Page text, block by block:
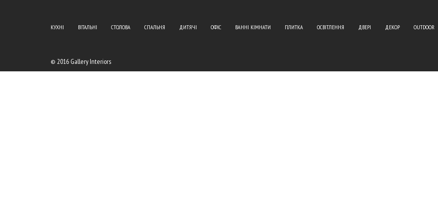
КУХНІ ВІТАЛЬНІ СТОЛОВА СПАЛЬНЯ ДИТЯЧІ ОФІС ВАННІ КІМНАТИ ПЛИТКА ОСВІТЛЕННЯ ДВЕРІ ДЕКОР OUTDOOR
© 2016 Gallery Interiors